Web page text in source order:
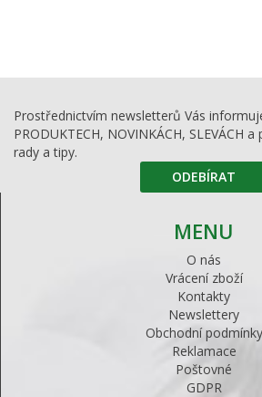
Prostřednictvím newsletterů Vás
PRODUKTECH, NOVINKÁCH, SLEVÁCH
rady a tipy.
ODEBÍRAT
MENU
O nás
Vrácení zboží
Kontakty
Newslettery
Obchodní podmínky
Reklamace
Poštovné
GDPR